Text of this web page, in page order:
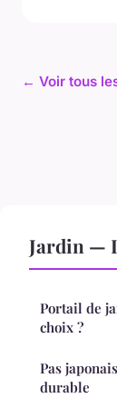
← Voir tous
Jardin —
Portail de
choix ?
Pas
durable